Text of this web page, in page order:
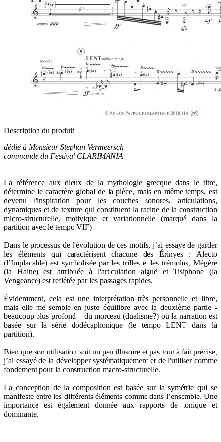
Description du produit
dédié à Monsieur Stephan Vermeersch
commande du Festival CLARIMANIA
La référence aux dieux de la mythologie grecque dans le titre,
détermine le caractère global de la pièce, mais en même temps, est
devenu l'inspiration pour les couches sonores, articulations,
dynamiques et de texture qui constituent la racine de la construction
micro-structurelle, motivique et variationnelle (marqué dans la
partition avec le tempo VIF)
Dans le processus de l'évolution de ces motifs, j’ai essayé de garder
les éléments qui caractérisent chacune des Érinyes : Alecto
(l’Implacable) est symbolisée par les trilles et les trémolos, Mégère
(la Haine) est attribuée à l'articulation aiguë et Tisiphone (la
Vengeance) est reflétée par les passages rapides.
Évidemment, cela est une interprétation très personnelle et libre,
mais elle me semble en juste équilibre avec la deuxième partie -
beaucoup plus profond – du morceau (dualisme?) où la narration est
basée sur la série dodécaphonique (le tempo LENT dans la
partition).
Bien que son utilisation soit un peu illusoire et pas tout à fait précise,
j’ai essayé de la développer systématiquement et de l'utiliser comme
fondement pour la construction macro-structurelle.
La conception de la composition est basée sur la symétrie qui se
manifeste entre les différents éléments comme dans l’ensemble. Une
importance est également donnée aux rapports de tonique et
dominante.